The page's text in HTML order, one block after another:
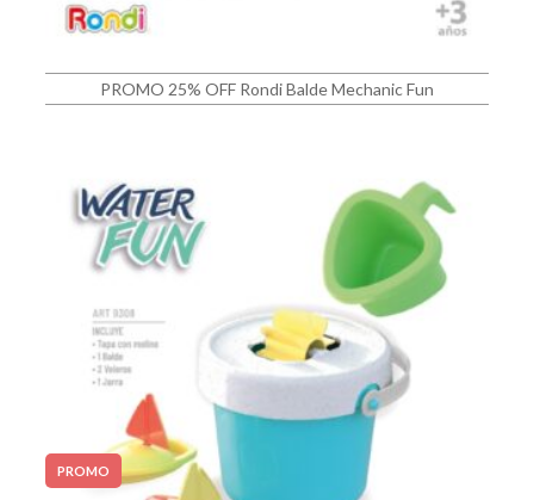
PROMO 25% OFF Rondi Balde Mechanic Fun
PROMO